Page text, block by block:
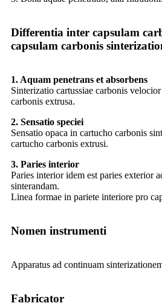
Differentia inter capsulam
capsulam carbonis
1. Aquam penetrans et absorbens
Sinterizatio cartussiae carbonis
carbonis extrusa.
2. Sensatio speciei
Sensatio opaca in cartucho carbonis
cartucho carbonis extrusi.
3. Paries interior
Paries interior idem est paries exterior
sinterandam.
Linea formae in pariete interiore pro
Nomen instrumenti
Apparatus ad continuam
Fabricator